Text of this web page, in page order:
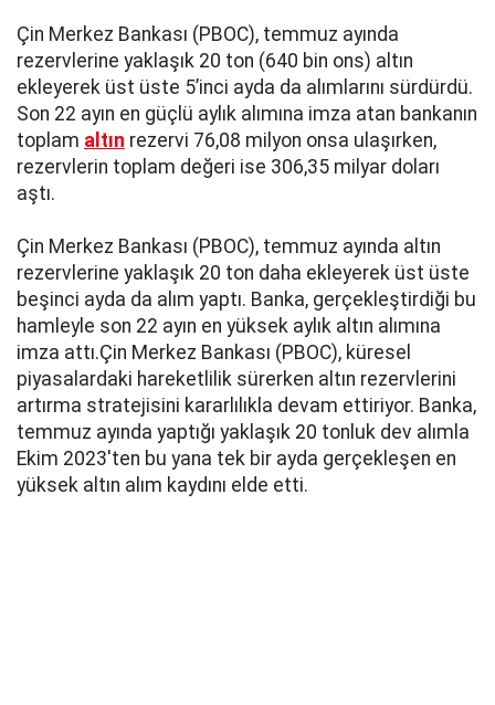
Çin Merkez Bankası (PBOC), temmuz ayında
rezervlerine yaklaşık 20 ton (640 bin ons) altın
ekleyerek üst üste 5’inci ayda da alımlarını sürdürdü.
Son 22 ayın en güçlü aylık alımına imza atan bankanın
toplam altın rezervi 76,08 milyon onsa ulaşırken,
rezervlerin toplam değeri ise 306,35 milyar doları
aştı.
Çin Merkez Bankası (PBOC), temmuz ayında altın
rezervlerine yaklaşık 20 ton daha ekleyerek üst üste
beşinci ayda da alım yaptı. Banka, gerçekleştirdiği bu
hamleyle son 22 ayın en yüksek aylık altın alımına
imza attı.Çin Merkez Bankası (PBOC), küresel
piyasalardaki hareketlilik sürerken altın rezervlerini
artırma stratejisini kararlılıkla devam ettiriyor. Banka,
temmuz ayında yaptığı yaklaşık 20 tonluk dev alımla
Ekim 2023'ten bu yana tek bir ayda gerçekleşen en
yüksek altın alım kaydını elde etti.